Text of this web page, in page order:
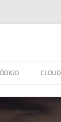
CLOUD